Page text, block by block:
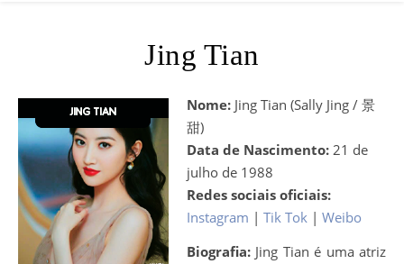
Jing Tian
Nome: Jing Tian (Sally Jing / 景
甜)
Data de Nascimento: 21 de
julho de 1988
Redes sociais oficiais:
Instagram | Tik Tok | Weibo
Biografia: Jing Tian é uma atriz